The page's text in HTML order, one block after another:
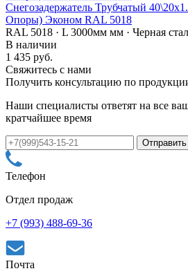
Снегозадержатель Трубчатый
Опоры) Эконом RAL 5018
RAL 5018 · L 3000мм мм · Черная
В наличии
1 435 руб.
Свяжитесь с нами
Получить консультацию по
Наши специалисты ответят на все
кратчайшее время
Телефон
Отдел продаж
+7 (993) 488-69-36
Почта